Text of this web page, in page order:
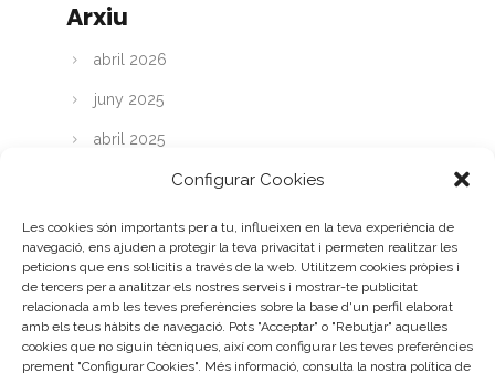
Configurar Cookies
Les cookies són importants per a tu, influeixen en la teva experiència de
navegació, ens ajuden a protegir la teva privacitat i permeten realitzar les
peticions que ens sol·licitis a través de la web. Utilitzem cookies pròpies i
de tercers per a analitzar els nostres serveis i mostrar-te publicitat
relacionada amb les teves preferències sobre la base d'un perfil elaborat
amb els teus hàbits de navegació. Pots "Acceptar" o "Rebutjar" aquelles
cookies que no siguin tècniques, així com configurar les teves preferències
prement "Configurar Cookies". Més informació, consulta la nostra política de
Arxiu
abril 2026
juny 2025
abril 2025
abril 2024
març 2024
febrer 2024
gener 2024